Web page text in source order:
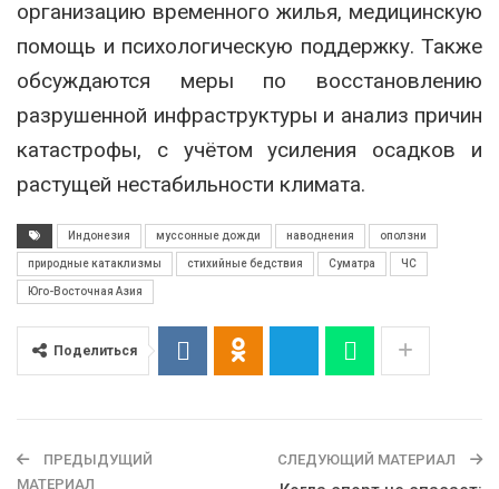
организацию временного жилья, медицинскую
помощь и психологическую поддержку. Также
обсуждаются меры по восстановлению
разрушенной инфраструктуры и анализ причин
катастрофы, с учётом усиления осадков и
растущей нестабильности климата.
Индонезия муссонные дожди наводнения оползни
природные катаклизмы стихийные бедствия Суматра ЧС
Юго-Восточная Азия
Поделиться
ПРЕДЫДУЩИЙ
МАТЕРИАЛ
СЛЕДУЮЩИЙ МАТЕРИАЛ